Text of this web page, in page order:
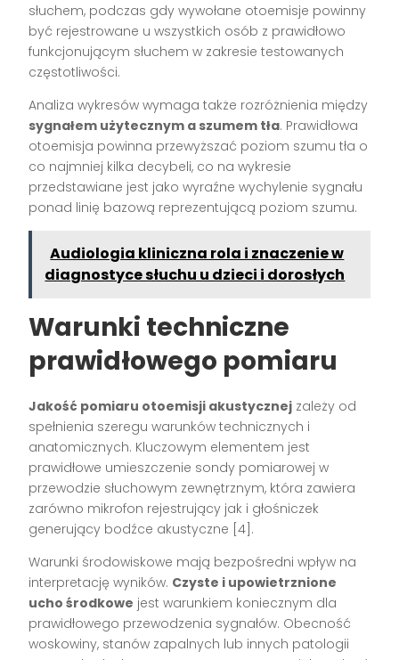
słuchem, podczas gdy wywołane otoemisje powinny
być rejestrowane u wszystkich osób z prawidłowo
funkcjonującym słuchem w zakresie testowanych
częstotliwości.
Analiza wykresów wymaga także rozróżnienia między
sygnałem użytecznym a szumem tła. Prawidłowa
otoemisja powinna przewyższać poziom szumu tła o
co najmniej kilka decybeli, co na wykresie
przedstawiane jest jako wyraźne wychylenie sygnału
ponad linię bazową reprezentującą poziom szumu.
Audiologia kliniczna rola i znaczenie w
diagnostyce słuchu u dzieci i dorosłych
Warunki techniczne
prawidłowego pomiaru
Jakość pomiaru otoemisji akustycznej zależy od
spełnienia szeregu warunków technicznych i
anatomicznych. Kluczowym elementem jest
prawidłowe umieszczenie sondy pomiarowej w
przewodzie słuchowym zewnętrznym, która zawiera
zarówno mikrofon rejestrujący jak i głośniczek
generujący bodźce akustyczne [4].
Warunki środowiskowe mają bezpośredni wpływ na
interpretację wyników. Czyste i upowietrznione
ucho środkowe jest warunkiem koniecznym dla
prawidłowego przewodzenia sygnałów. Obecność
woskowiny, stanów zapalnych lub innych patologii